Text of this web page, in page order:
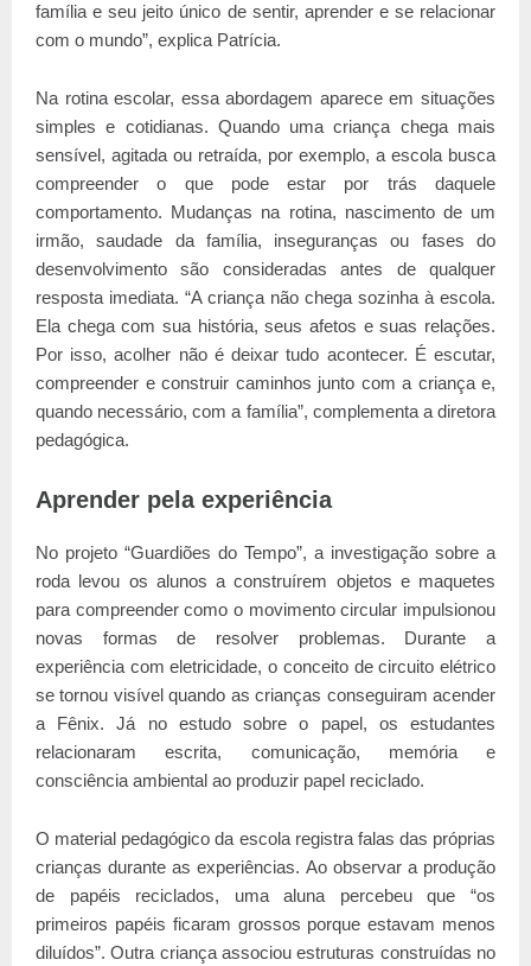
família e seu jeito único de sentir, aprender e se relacionar
com o mundo”, explica Patrícia.
Na rotina escolar, essa abordagem aparece em situações
simples e cotidianas. Quando uma criança chega mais
sensível, agitada ou retraída, por exemplo, a escola busca
compreender o que pode estar por trás daquele
comportamento. Mudanças na rotina, nascimento de um
irmão, saudade da família, inseguranças ou fases do
desenvolvimento são consideradas antes de qualquer
resposta imediata. “A criança não chega sozinha à escola.
Ela chega com sua história, seus afetos e suas relações.
Por isso, acolher não é deixar tudo acontecer. É escutar,
compreender e construir caminhos junto com a criança e,
quando necessário, com a família”, complementa a diretora
pedagógica.
Aprender pela experiência
No projeto “Guardiões do Tempo”, a investigação sobre a
roda levou os alunos a construírem objetos e maquetes
para compreender como o movimento circular impulsionou
novas formas de resolver problemas. Durante a
experiência com eletricidade, o conceito de circuito elétrico
se tornou visível quando as crianças conseguiram acender
a Fênix. Já no estudo sobre o papel, os estudantes
relacionaram escrita, comunicação, memória e
consciência ambiental ao produzir papel reciclado.
O material pedagógico da escola registra falas das próprias
crianças durante as experiências. Ao observar a produção
de papéis reciclados, uma aluna percebeu que “os
primeiros papéis ficaram grossos porque estavam menos
diluídos”. Outra criança associou estruturas construídas no